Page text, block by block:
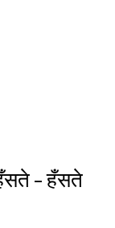
– हँसते